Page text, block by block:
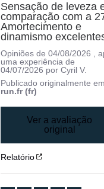
Sensação de leveza
comparação com a
Amortecimento e
dinamismo
Opiniões de04/08/2026 ,
uma experiência de
04/07/2026 porCyril V.
Publicado originalmente
run.fr (fr)
Ver a avaliação
original
Relatório